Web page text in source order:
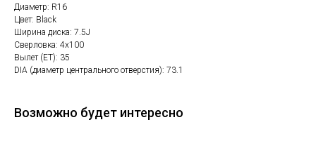
Диаметр: R16
Цвет: Black
Ширина диска: 7.5J
Сверловка: 4х100
Вылет (ET): 35
DIA (диаметр центрального отверстия): 73.1
Возможно будет интересно